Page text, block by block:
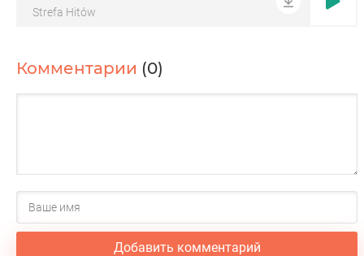
Strefa Hitów
Комментарии (0)
Добавить комментарий